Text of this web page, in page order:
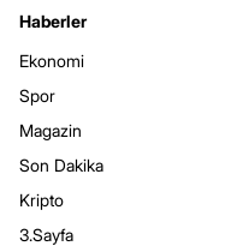
Haberler
Ekonomi
Spor
Magazin
Son Dakika
Kripto
3.Sayfa